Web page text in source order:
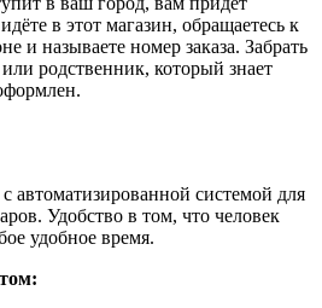
в этот магазин, обращаетесь к
и называете номер заказа. Забрать
родственник, который знает
автоматизированной системой для
Удобство в том, что человек
удобное время.